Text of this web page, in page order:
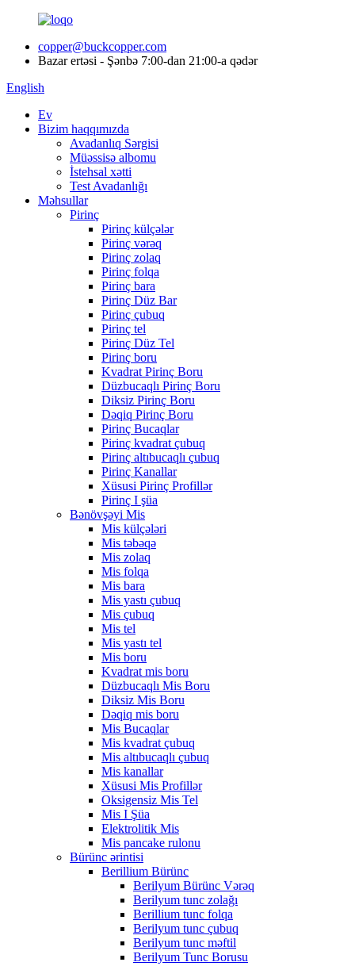
copper@buckcopper.com
Bazar ertəsi - Şənbə 7:00-dan 21:00-a qədər
English
Ev
Bizim haqqımızda
Avadanlıq Sərgisi
Müəssisə albomu
İstehsal xətti
Test Avadanlığı
Məhsullar
Pirinç
Pirinç külçələr
Pirinç vərəq
Pirinç zolaq
Pirinç folqa
Pirinç bara
Pirinç Düz Bar
Pirinç çubuq
Pirinç tel
Pirinç Düz Tel
Pirinç boru
Kvadrat Pirinç Boru
Düzbucaqlı Pirinç Boru
Diksiz Pirinç Boru
Dəqiq Pirinç Boru
Pirinç Bucaqlar
Pirinç kvadrat çubuq
Pirinç altıbucaqlı çubuq
Pirinç Kanallar
Xüsusi Pirinç Profillər
Pirinç I şüa
Bənövşəyi Mis
Mis külçələri
Mis təbəqə
Mis zolaq
Mis folqa
Mis bara
Mis yastı çubuq
Mis çubuq
Mis tel
Mis yastı tel
Mis boru
Kvadrat mis boru
Düzbucaqlı Mis Boru
Diksiz Mis Boru
Dəqiq mis boru
Mis Bucaqlar
Mis kvadrat çubuq
Mis altıbucaqlı çubuq
Mis kanallar
Xüsusi Mis Profillər
Oksigensiz Mis Tel
Mis I Şüa
Elektrolitik Mis
Mis pancake rulonu
Bürünc ərintisi
Berillium Bürünc
Berilyum Bürünc Vərəq
Berilyum tunc zolağı
Berillium tunc folqa
Berilyum tunc çubuq
Berilyum tunc məftil
Berilyum Tunc Borusu